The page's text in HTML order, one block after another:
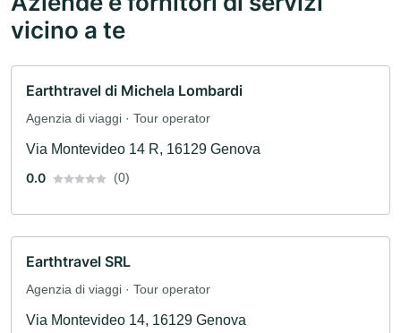
vicino a te
Earthtravel di Michela Lombardi
Agenzia di viaggi · Tour operator
Via Montevideo 14 R, 16129 Genova
0.0
(0)
Earthtravel SRL
Agenzia di viaggi · Tour operator
Via Montevideo 14, 16129 Genova